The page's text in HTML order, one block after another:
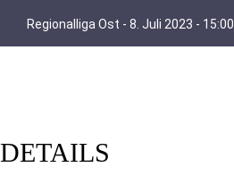
Regionalliga Ost - 8. Juli 2023 - 15:00
DETAILS